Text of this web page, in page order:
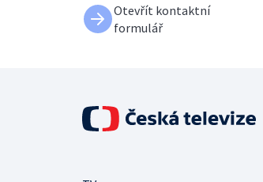
Otevřít kontaktní
formulář